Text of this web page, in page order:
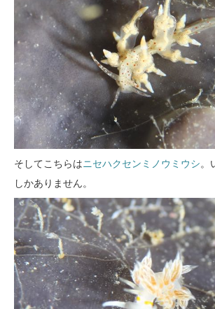
そしてこちらはニセハクセンミノウミウシ。
しかありません。